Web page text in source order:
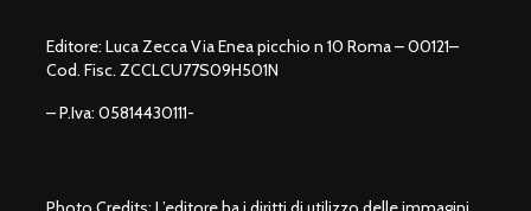
Editore: Luca Zecca Via Enea picchio n 10 Roma – 00121–
Cod. Fisc. ZCCLCU77S09H501N
– P.Iva: 05814430111-